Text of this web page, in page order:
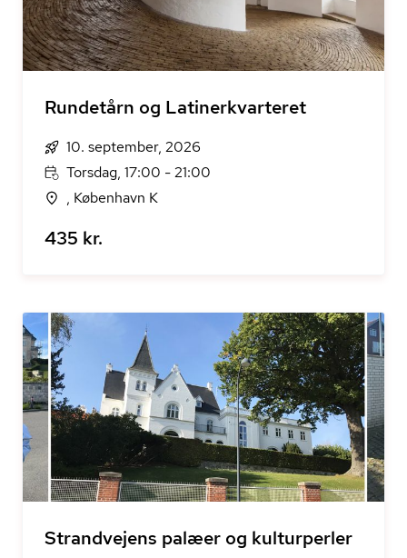
Rundetårn og Latinerkvarteret
10. september, 2026
Torsdag, 17:00 - 21:00
, København K
435 kr.
Strandvejens palæer og kulturperler